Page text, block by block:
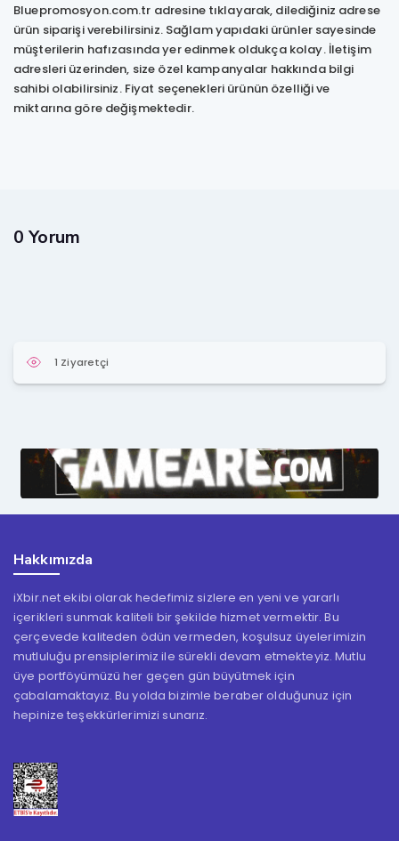
Bluepromosyon.com.tr adresine tıklayarak, dilediğiniz adrese
ürün siparişi verebilirsiniz. Sağlam yapıdaki ürünler sayesinde
müşterilerin hafızasında yer edinmek oldukça kolay. İletişim
adresleri üzerinden, size özel kampanyalar hakkında bilgi
sahibi olabilirsiniz. Fiyat seçenekleri ürünün özelliği ve
miktarına göre değişmektedir.
0 Yorum
1 Ziyaretçi
Hakkımızda
iXbir.net ekibi olarak hedefimiz sizlere en yeni ve yararlı
içerikleri sunmak kaliteli bir şekilde hizmet vermektir. Bu
çerçevede kaliteden ödün vermeden, koşulsuz üyelerimizin
mutluluğu prensiplerimiz ile sürekli devam etmekteyiz. Mutlu
üye portföyümüzü her geçen gün büyütmek için
çabalamaktayız. Bu yolda bizimle beraber olduğunuz için
hepinize teşekkürlerimizi sunarız.